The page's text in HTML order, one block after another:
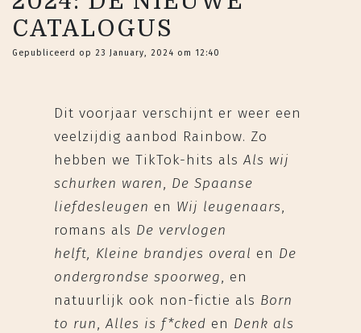
CATALOGUS
Gepubliceerd op 23 January, 2024 om 12:40
Dit voorjaar verschijnt er weer een
veelzijdig aanbod Rainbow. Zo
hebben we TikTok-hits alsAls wij
schurken waren, De Spaanse
liefdesleugen en Wij leugenaars,
romans als De vervlogen
helft, Kleine brandjes overal en De
ondergrondse spoorweg, en
natuurlijk ook non-fictie als Born
to run,Alles is f*cked en Denk als